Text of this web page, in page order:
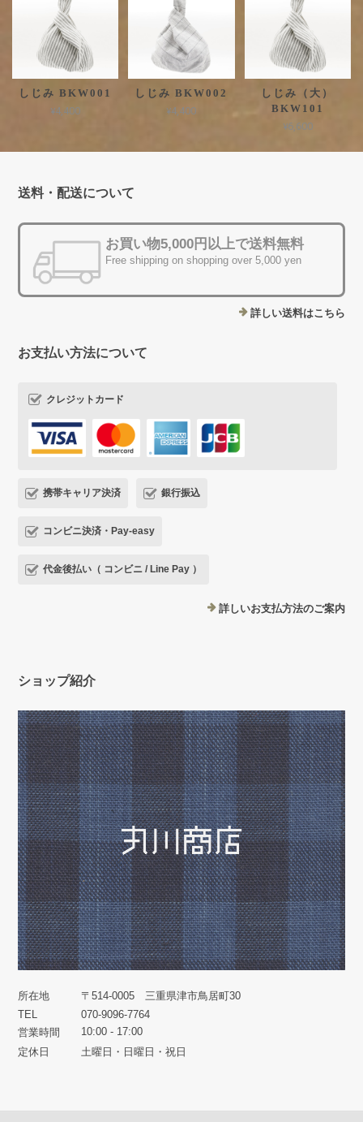
しじみ BKW001
¥4,400
しじみ BKW002
¥4,400
しじみ（大）
BKW101
¥6,600
送料・配送について
お買い物5,000円以上で送料無料
Free shipping on shopping over 5,000 yen
詳しい送料はこちら
お支払い方法について
クレジットカード
携帯キャリア決済 銀行振込
コンビニ決済・Pay-easy
代金後払い（ コンビニ / Line Pay ）
詳しいお支払方法のご案内
ショップ紹介
所在地
〒514-0005 三重県津市鳥居町30
TEL
070-9096-7764
営業時間
10:00 - 17:00
定休日
土曜日・日曜日・祝日